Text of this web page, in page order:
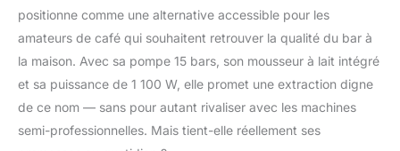
positionne comme une alternative accessible pour les
amateurs de café qui souhaitent retrouver la qualité du bar à
la maison. Avec sa pompe 15 bars, son mousseur à lait intégré
et sa puissance de 1 100 W, elle promet une extraction digne
de ce nom — sans pour autant rivaliser avec les machines
semi-professionnelles. Mais tient-elle réellement ses